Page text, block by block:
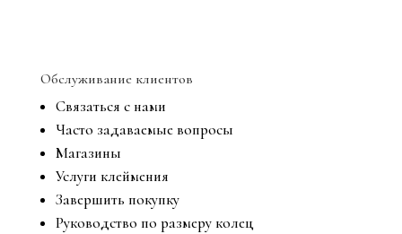
Обслуживание клиентов
Связаться с нами
Часто задаваемые вопросы
Магазины
Услуги клеймения
Завершить покупку
Руководство по размеру колец